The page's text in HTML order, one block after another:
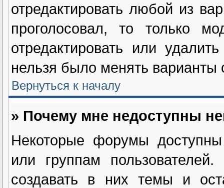
отредактировать любой из
проголосовал, то только
отредактировать или
нельзя было менять варианты
Вернуться к началу
» Почему мне недоступны
Некоторые форумы
или группам
создавать в них темы и